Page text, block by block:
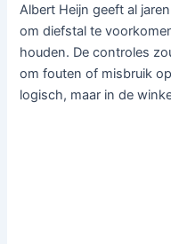
Albert Heijn geeft al
om diefstal te
houden. De controles
om fouten of misbruik
logisch, maar in de